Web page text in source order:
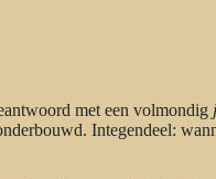
met een volmondig
Integendeel: